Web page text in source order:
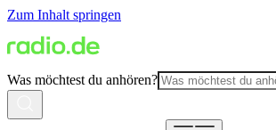
Zum Inhalt springen
Was möchtest du anhören?